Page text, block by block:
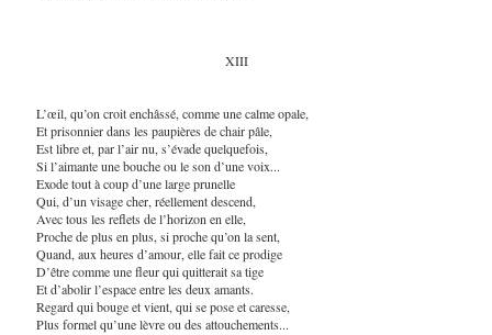
XIII
L’œil, qu’on croit enchâssé, comme une calme opale,
Et prisonnier dans les paupières de chair pâle,
Est libre et, par l’air nu, s’évade quelquefois,
Si l’aimante une bouche ou le son d’une voix...
Exode tout à coup d’une large prunelle
Qui, d’un visage cher, réellement descend,
Avec tous les reflets de l’horizon en elle,
Proche de plus en plus, si proche qu’on la sent,
Quand, aux heures d’amour, elle fait ce prodige
D’être comme une fleur qui quitterait sa tige
Et d’abolir l’espace entre les deux amants.
Regard qui bouge et vient, qui se pose et caresse,
Plus formel qu’une lèvre ou des attouchements...